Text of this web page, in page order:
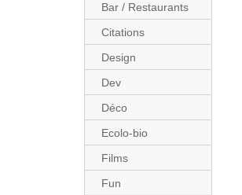
Bar / Restaurants
Citations
Design
Dev
Déco
Ecolo-bio
Films
Fun